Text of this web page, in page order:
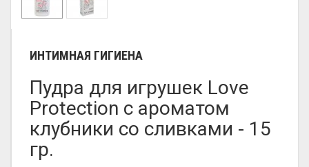
ИНТИМНАЯ ГИГИЕНА
Пудра для игрушек Love
Protection с ароматом
клубники со сливками - 15
гр.